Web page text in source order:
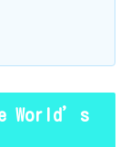
World’s